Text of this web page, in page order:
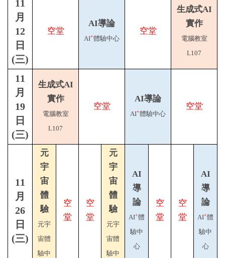
11
月
12
日
(三)
空堂
AI導論
AI+體驗中心
空堂
生成式AI
實作
電腦教室
L107
11
月
19
日
(三)
生成式AI
實作
電腦教室
L107
空堂
AI導論
AI+體驗中心
空堂
11
月
26
日
(三)
元
宇
宙
體
驗
元宇
宙體
驗中
空
堂
空
堂
元
宇
宙
體
驗
元宇
宙體
驗中
AI
導
論
AI+體
驗中
心
空
堂
空
堂
AI
導
論
AI+體
驗中
心